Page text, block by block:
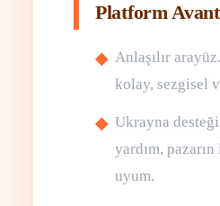
Platform
Anlaşılır
kolay, sezgisel
Ukrayna
yardım,
uyum.